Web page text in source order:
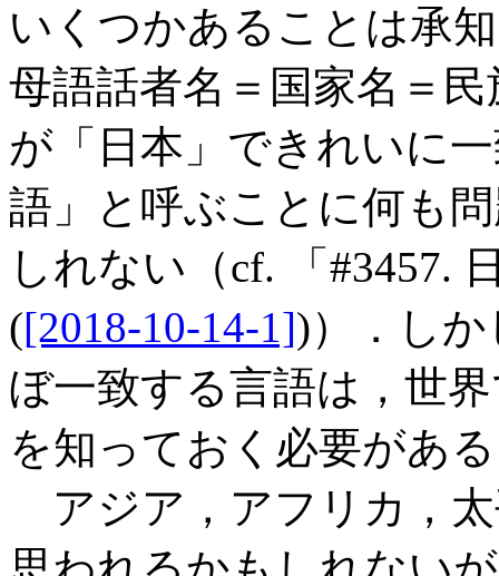
いくつかあることは承
母語話者名＝国家名＝
が「日本」できれいに
語」と呼ぶことに何も
しれない（cf. 「#3457.
([2018-10-14-1])）．し
ぼ一致する言語は，世
を知っておく必要があ
アジア，アフリカ，